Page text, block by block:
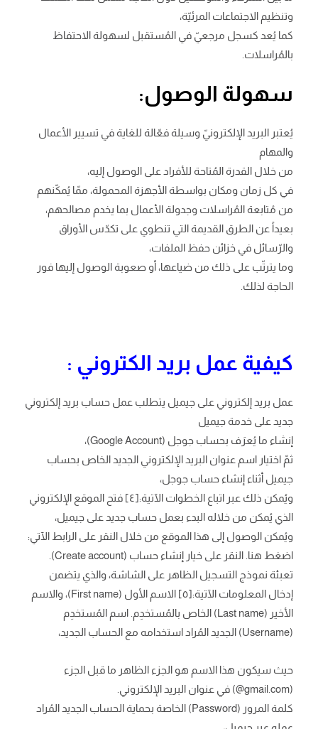
وتنظيم الاجتماعات المرئيّة،
كما يُعد كسجل مرجعيّ في المُستقبل لسهولة الاحتفاظ
بالمُراسلات.
سهولة الوصول:
يُعتبر البريد الإلكترونيّ وسيلة فعّالة للغاية في تسيير الأعمال
والمهام
من خلال القدرة المُتاحة للأفراد على الوصول إليه،
في كل زمان ومكان بواسطة الأجهزة المحمولة، ممّا يُمكّنهم
من مُتابعة المُراسلات وجدولة الأعمال بما يخدم مصالحهم،
بعيداً عن الطرق القديمة التي تنطوي على تكدّس الأوراق
والرّسائل في خزائن حفظ الملفات،
وما يترتّب على ذلك من ضياعها، أو صعوبة الوصول إليها فور
الحاجة لذلك.
كيفية عمل بريد الكتروني :
عمل بريد إلكتروني على جيميل يتطلب عمل حساب بريد إلكتروني
جديد على خدمة جيميل
إنشاء ما يُعرَف بحساب جوجل (Google Account)،
ثمّ اختيار اسم عنوان البريد الإلكتروني الجديد الخاص بحساب
جيميل أثناء إنشاء حساب جوجل،
ويُمكن ذلك عبر اتباع الخطوات الآتية:[٤] فتح الموقع الإلكتروني
الذي يُمكن من خلاله البدء بعمل حساب جديد على جيميل،
ويُمكن الوصول إلى هذا الموقع من خلال النقر على الرابط الآتي:
اضغط هنا. النقر على خيار إنشاء حساب (Create account).
تعبئة نموذج التسجيل الظاهر على الشاشة، والذي يتضمن
إدخال المعلومات الآتية:[٥] الاسم الأول (First name)، والاسم
الأخير (Last name) الخاص بالمُستخدِم. اسم المُستخدِم
(Username) الجديد المُراد استخدامه مع الحساب الجديد،
حيث سيكون هذا الاسم هو الجزء الظاهر ما قبل الجزء
(gmail.com@) في عنوان البريد الإلكتروني.
كلمة المرور (Password) الخاصة بحماية الحساب الجديد المُراد